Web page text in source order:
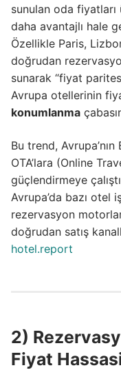
sunulan oda
daha avantajlı hale
Özellikle Paris,
doğrudan
sunarak “fiyat
Avrupa otellerinin
konumlanma
Bu trend,
OTA’lara (Online
güçlendirmeye
Avrupa’da bazı otel
rezervasyon
doğrudan satış
hotel.report
2)
Fiyat